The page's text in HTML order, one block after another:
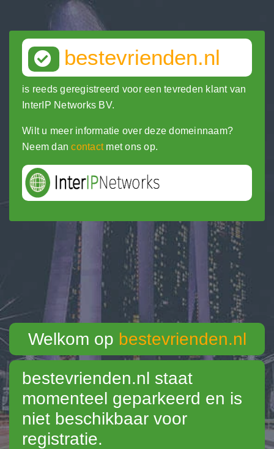
bestevrienden.nl
is reeds geregistreerd voor een tevreden klant van
InterIP Networks BV.
Wilt u meer informatie over deze domeinnaam?
Neem dancontactmet ons op.
Welkom op bestevrienden.nl
bestevrienden.nl staat
momenteel geparkeerd en is
niet beschikbaar voor
registratie.